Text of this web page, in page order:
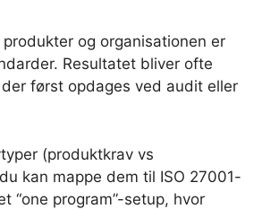
og organisationen er
Resultatet bliver ofte
først opdages ved audit eller
(produktkrav vs
kan mappe dem til ISO 27001-
“one program”-setup, hvor